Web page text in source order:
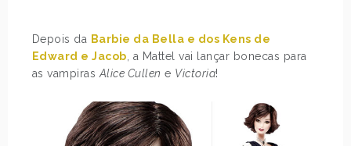
Depois da Barbie da Bella e dos Kens de
Edward e Jacob , a Mattel vai lançar bonecas para
as vampiras Alice Cullen e Victoria!
POST ANTERIOR
CAVERNA DO DRAGÃO NO
TEATRO
PRÓXIMO POST
ALICE IN FASHIONLAND